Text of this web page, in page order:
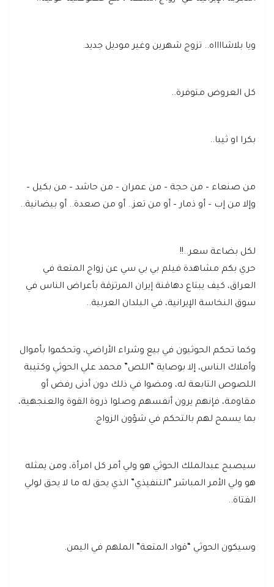
ويا بلاشااااه.. تزوج شهرين وغير موديل جديد.
كل العروض متوفرة..
بكرا او ثيبا..
من صنعاء – من حجة – من عمران – من حاشد – من بكيل –
وإلا من إب – أو ذمار – أو من تعز.. أو من صعدة.. أو بيضانية..
لكل بضاعة سعر..!!
حري بكم مشاهدة فيلم بي بي سي عن زواج المتعة في
العراق، كيف يبتاع دهاقنة إيران المرتزقة بأعراض الناس في
سوق النخاسة الإيرانية، في البلدان العربية..
وكما تحكم الحوثيون في بيع وشراء الأراضي، وتحكموا بأموال
وأملاك الناس، إلا بوصاية “اللص” محمد علي الحوثي وكتيبة
اللصوص التابعة له، ومضوا في ذلك دون أدنى رفض أو
مقاومة، فإنهم يرون أنفسهم وصلوا ذروة القوة والعنجهية،
بما يسمح لهم بالتحكم في شؤون الزواج.
سيصبح عبدالملك الحوثي هو ولي أمر كل امرأة، ومن يمثله
هو ولي الأمر المباشر “التنفيذي” الذي يحق له ما لا يحق لولي
الفتاة..
وسيكون الحوثي “قواد المتعة” الملهم في اليمن.